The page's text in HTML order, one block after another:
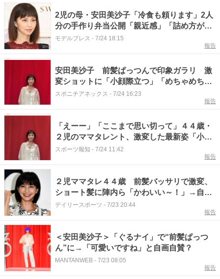
2児の母・安田美沙子「冷食も頼ります」2人
分の手作り弁当公開「親近感」「詰め方がお
しゃれで真似したい」の声
モデルプレス - 7/24 18:15
報告
安田美沙子 前髪ぱっつんで印象ガラリ 激
変ショットに「小顔際立つ」「めちゃめちゃ
可愛い」と絶賛の声
スポニチアネックス - 7/24 16:23
報告
「えーー」「ここまで思い切って」４４歳・
２児のママタレント、激変した最新姿「小顔
が際立つ」「ぱっつん」安田美沙子
スポーツ報知 - 7/24 11:42
報告
２児ママタレ４４歳 前髪バッサリで激変、
ショート髪に陣内ら「かわいい～！」→自ら
「可愛いですね♥」自画自賛 夫はデザイナ
デイリースポーツ - 7/23 20:44
報告
＜安田美沙子＞「ぐるナイ」で“前髪ぱっつ
ん”に→「可愛いですね」と自画自賛？
MANTANWEB - 7/23 08:05
報告